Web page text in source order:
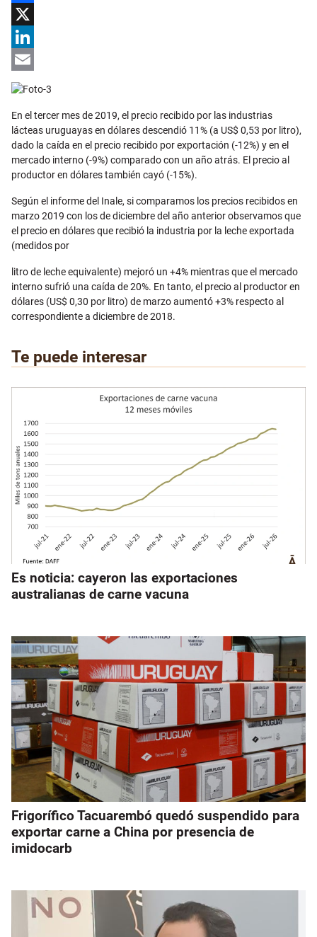
Facebook
X
LinkedIn
Email
En el tercer mes de 2019, el precio recibido por las industrias
lácteas uruguayas en dólares descendió 11% (a US$ 0,53 por litro),
dado la caída en el precio recibido por exportación (-12%) y en el
mercado interno (-9%) comparado con un año atrás. El precio al
productor en dólares también cayó (-15%).
Según el informe del Inale, si comparamos los precios recibidos en
marzo 2019 con los de diciembre del año anterior observamos que
el precio en dólares que recibió la industria por la leche exportada
(medidos por
litro de leche equivalente) mejoró un +4% mientras que el mercado
interno sufrió una caída de 20%. En tanto, el precio al productor en
dólares (US$ 0,30 por litro) de marzo aumentó +3% respecto al
correspondiente a diciembre de 2018.
Te puede interesar
Es noticia: cayeron las exportaciones
australianas de carne vacuna
Frigorífico Tacuarembó quedó suspendido para
exportar carne a China por presencia de
imidocarb